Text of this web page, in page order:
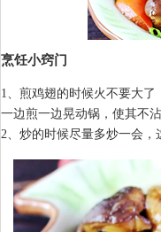
烹饪小窍门
1、煎鸡翅的时候火不要大了
一边煎一边晃动锅，使其不沾
2、炒的时候尽量多炒一会，